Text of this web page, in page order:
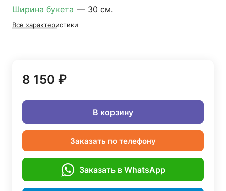
Ширина букета — 30 см.
Все характеристики
8 150 ₽
В корзину
Заказать по телефону
Заказать в WhatsApp